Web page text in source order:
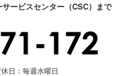
ービスセンター（CSC）まで
日：毎週水曜日